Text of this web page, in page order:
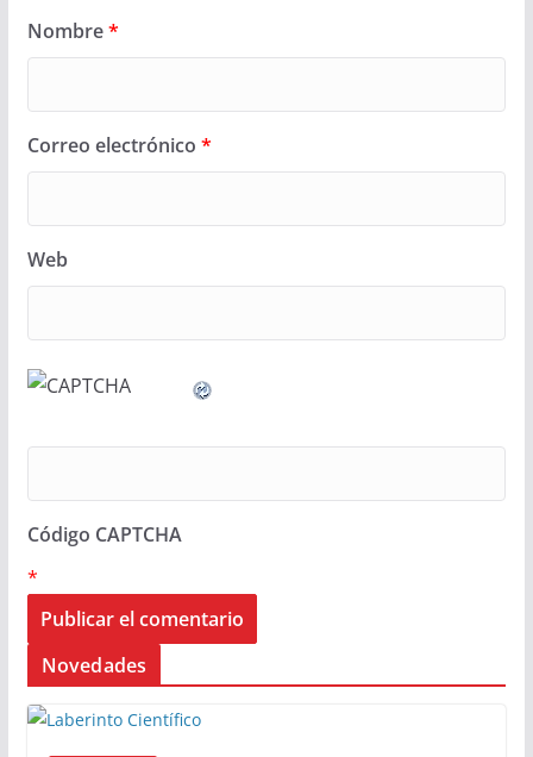
Nombre*
Correo electrónico *
Web
Código CAPTCHA
*
Novedades